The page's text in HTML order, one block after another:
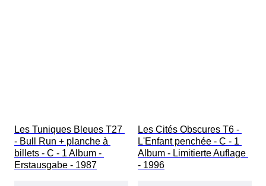
Les Tuniques Bleues T27
- Bull Run + planche à
billets - C - 1 Album -
Erstausgabe - 1987
Les Cités Obscures T6 -
L'Enfant penchée - C - 1
Album - Limitierte Auflage
- 1996